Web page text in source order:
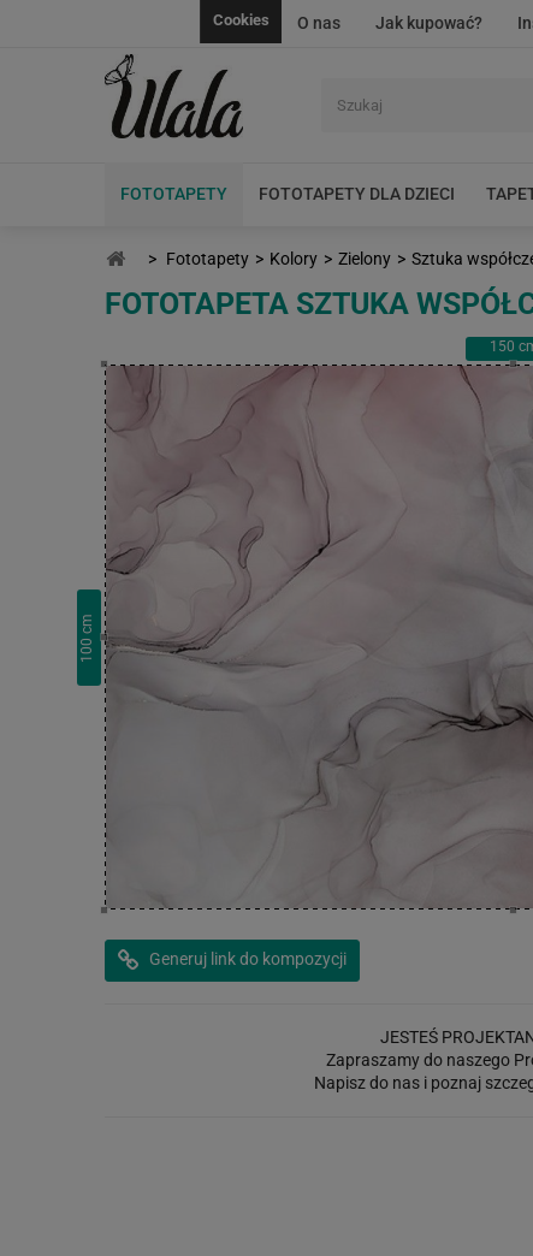
O nas Jak kupować?
Cookies
FOTOTAPETY FOTOTAPETY DLA DZIECI
> Fototapety > Kolory > Zielony > Sztuka
FOTOTAPETA SZTUKA
150
100
cm
Generuj link do kompozycji
JESTEŚ
Zapraszamy do naszego
Napisz do nas i poznaj